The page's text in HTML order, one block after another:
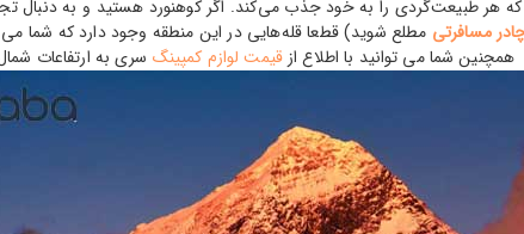
هر طبیعت‌گردی را به خود جذب می‌کند. اگر کوهنورد هستید و به دنبال
مسافرتی مطلع شوید) قطعا قله‌هایی در این منطقه وجود دارد که شما می
شما می توانید با اطلاع ازقیمت لوازم کمپینگ سری به ارتفاعات